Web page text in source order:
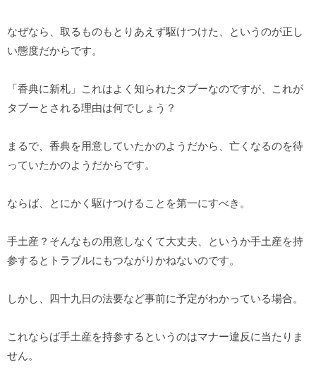
なぜなら、取るものもとりあえず駆けつけた、というのが正し
い態度だからです。
「香典に新札」これはよく知られたタブーなのですが、これが
タブーとされる理由は何でしょう？
まるで、香典を用意していたかのようだから、亡くなるのを待
っていたかのようだからです。
ならば、とにかく駆けつけることを第一にすべき。
手土産？そんなもの用意しなくて大丈夫、というか手土産を持
参するとトラブルにもつながりかねないのです。
しかし、四十九日の法要など事前に予定がわかっている場合。
これならば手土産を持参するというのはマナー違反に当たりま
せん。